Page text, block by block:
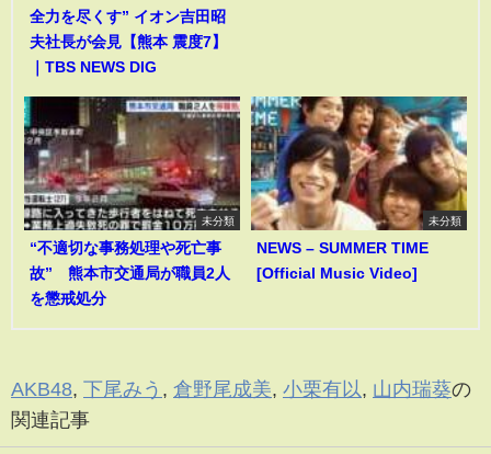
全力を尽くす” イオン吉田昭
夫社長が会見【熊本 震度7】
｜TBS NEWS DIG
未分類
“不適切な事務処理や死亡事
故” 熊本市交通局が職員2人
を懲戒処分
未分類
NEWS – SUMMER TIME
[Official Music Video]
AKB48, 下尾みう , 倉野尾成美, 小栗有以, 山内瑞葵の
関連記事